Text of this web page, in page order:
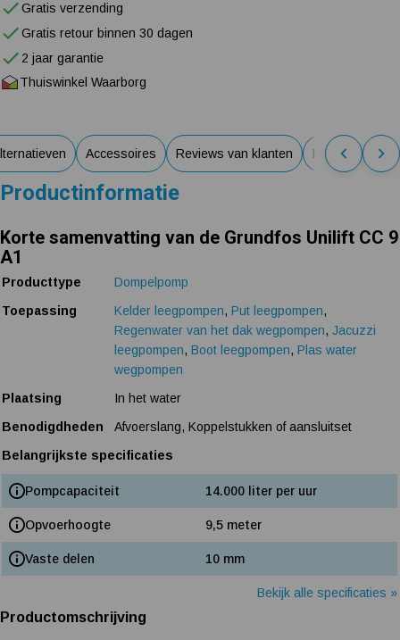
Gratis verzending
Gratis retour binnen 30 dagen
2 jaar garantie
Thuiswinkel Waarborg
Accessoires Reviews van klanten Handleidingen
Productinformatie
Korte samenvatting van de Grundfos Unilift CC 9
A1
Producttype
Dompelpomp
Toepassing
Kelder leegpompen, Put leegpompen,
Regenwater van het dak wegpompen, Jacuzzi
leegpompen, Boot leegpompen, Plas water
wegpompen
Plaatsing
In het water
Benodigdheden
Afvoerslang, Koppelstukken of aansluitset
Belangrijkste specificaties
Pompcapaciteit 14.000 liter per uur
Opvoerhoogte 9,5 meter
Vaste delen 10 mm
Bekijk alle specificaties »
Productomschrijving